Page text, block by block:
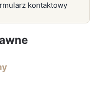
kontaktowy